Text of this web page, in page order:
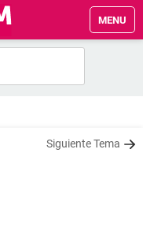
MENU
Siguiente Tema